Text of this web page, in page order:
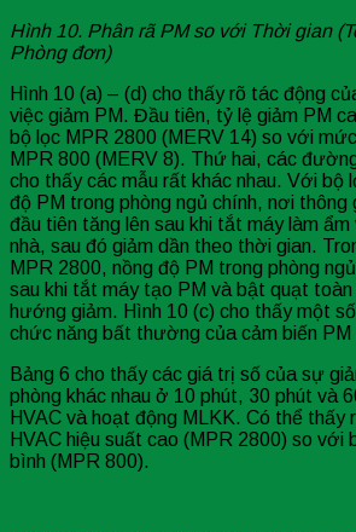
Hình 10. Phân rã PM so với Thời gian
Phòng đơn)
Hình 10 (a) – (d) cho thấy rõ tác động
việc giảm PM. Đầu tiên, tỷ lệ giảm PM
bộ lọc MPR 2800 (MERV 14) so ​​với
MPR 800 (MERV 8). Thứ hai, các
cho thấy các mẫu rất khác nhau. Với bộ
độ PM trong phòng ngủ chính, nơi thông
đầu tiên tăng lên sau khi tắt máy làm
nhà, sau đó giảm dần theo thời gian.
MPR 2800, nồng độ PM trong phòng
sau khi tắt máy tạo PM và bật quạt
hướng giảm. Hình 10 (c) cho thấy một
chức năng bất thường của cảm biến PM
Bảng 6 cho thấy các giá trị số của sự
phòng khác nhau ở 10 phút, 30 phút và
HVAC và hoạt động MLKK. Có thể thấy
HVAC hiệu suất cao (MPR 2800) so với
bình (MPR 800).